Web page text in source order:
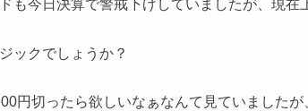
も今日決算で警戒下げしていましたが、現在
ックでしょうか？
円切ったら欲しいなぁなんて見ていました